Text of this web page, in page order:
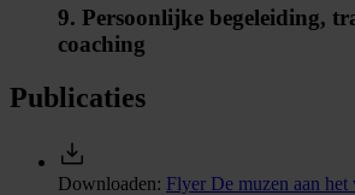
9. Persoonlijke begeleiding,
coaching
Publicaties
Downloaden: Flyer De muzen aan het